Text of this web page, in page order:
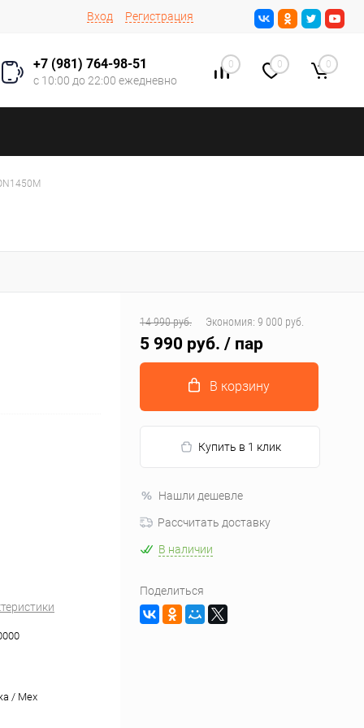
Вход Регистрация
+7 (981) 764-98-51
с 10:00 до 22:00 ежедневно
0 0 0
/ Mex
14 990 руб. Экономия: 9 000 руб.
5 990 руб. / пар
В корзину
Купить в 1 клик
Нашли дешевле
Рассчитать доставку
В наличии
Поделиться